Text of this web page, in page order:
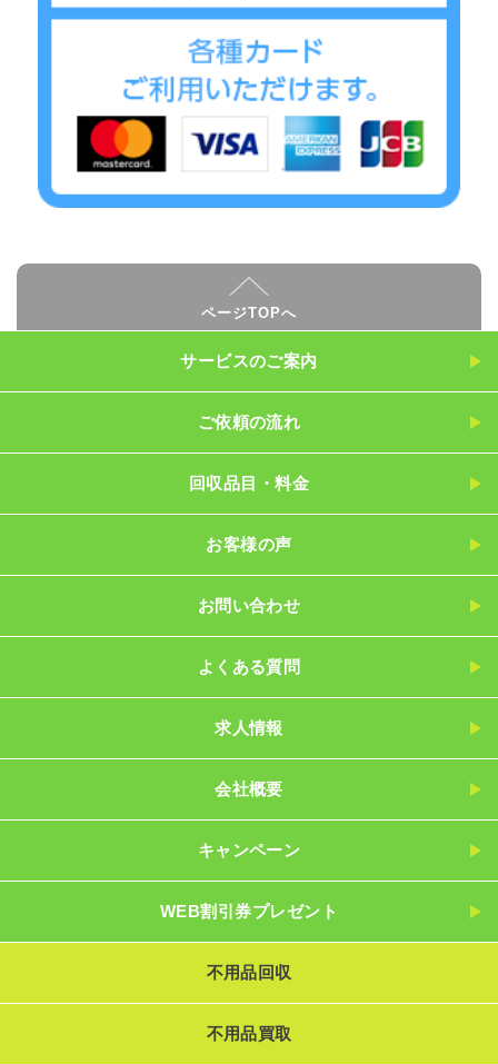
ページTOPへ
サービスのご案内
ご依頼の流れ
回収品目・料金
お客様の声
お問い合わせ
よくある質問
求人情報
会社概要
キャンペーン
WEB割引券プレゼント
不用品回収
不用品買取